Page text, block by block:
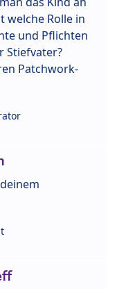
welche Rolle in
und Pflichten
Stiefvater?
Patchwork-